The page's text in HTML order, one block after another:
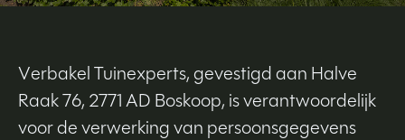
Verbakel Tuinexperts, gevestigd aan Halve
Raak 76, 2771 AD Boskoop, is verantwoordelijk
voor de verwerking van persoonsgegevens